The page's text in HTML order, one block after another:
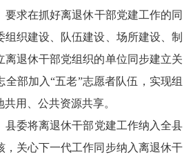
求在抓好离退休干部党建工作的同
组织建设、队伍建设、场所建设、制
离退休干部党组织的单位同步建立关
部加入“五老”志愿者队伍，实现组
用、公共资源共享。
委将离退休干部党建工作纳入全县
，关心下一代工作同步纳入离退休干